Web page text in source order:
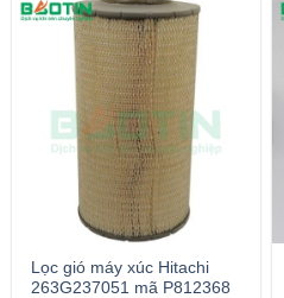
Lọc gió máy xúc Hitachi
263G237051 mã P812368